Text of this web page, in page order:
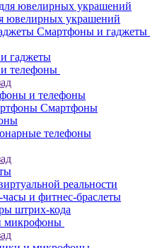
ювелирных украшений
Смартфоны и гаджеты
гаджеты
телефоны
и телефоны
Смартфоны
телефоны
реальности
и фитнес-браслеты
штрих-кода
микрофоны